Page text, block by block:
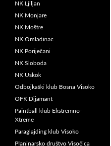
NK Ljiljan
NK Monjare
NK Moštre
NK Omladinac
NK Poriječani
NK Sloboda
NK Uskok
Odbojkaški klub Bosna Visoko
OFK Dijamant
Paintball klub Ekstremno-
Xtreme
Paraglajding klub Visoko
Planinarsko društvo Visočica